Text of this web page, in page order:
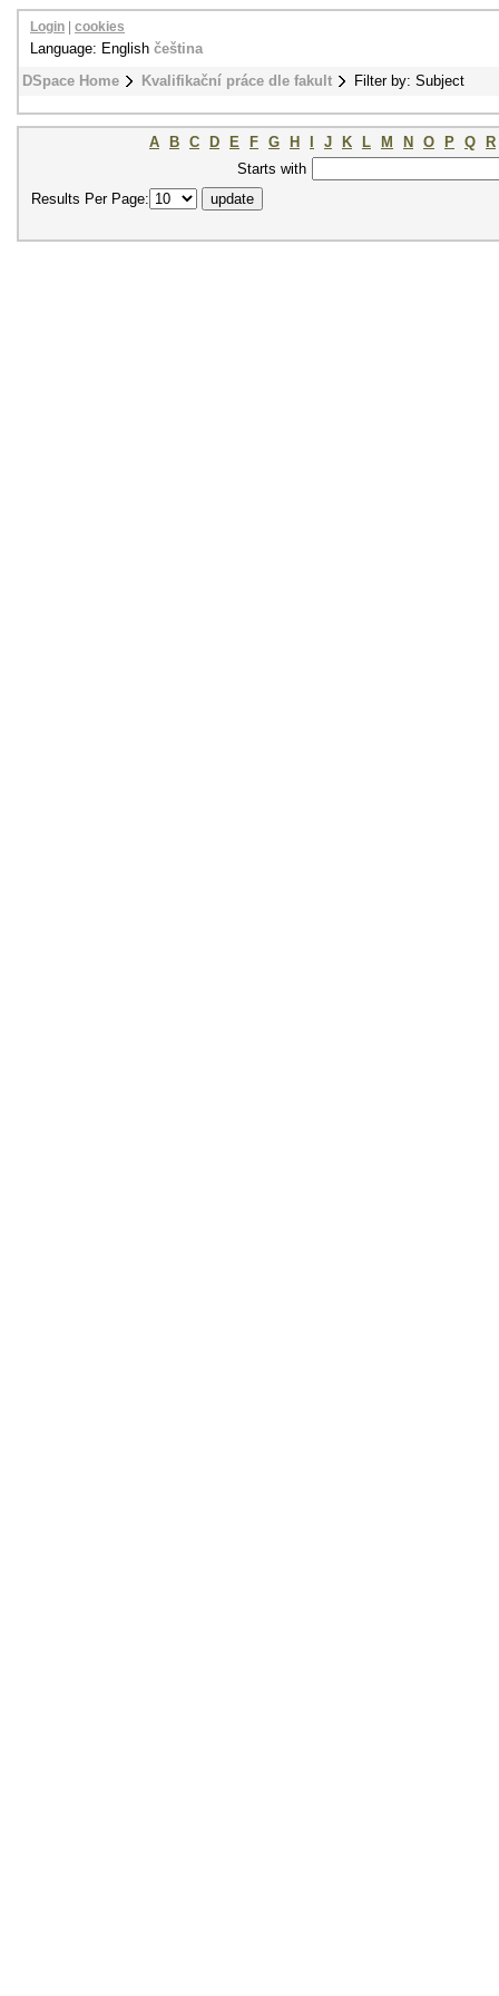
DSpace Home Kvalifikační práce dle fakult Filter by: Subject
Login cookies
Language: English čeština
A B C D E F G H J K L M N O P Q
R
Starts with
Results Per Page: